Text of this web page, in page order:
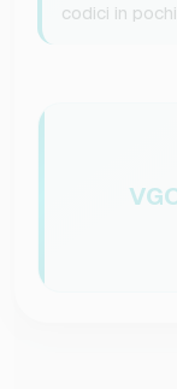
codici in